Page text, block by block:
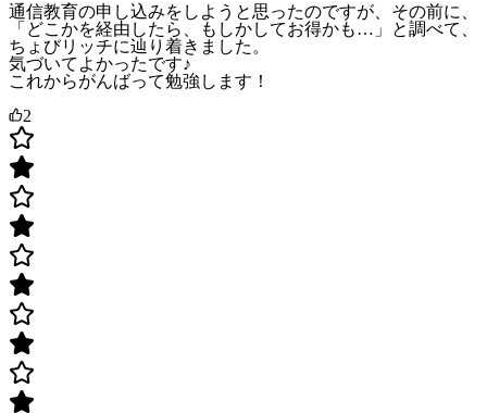
通信教育の申し込みをしようと思ったのですが、その前に、
「どこかを経由したら、もしかしてお得かも…」と調べて、
ちょびリッチに辿り着きました。
気づいてよかったです♪
これからがんばって勉強します！
2